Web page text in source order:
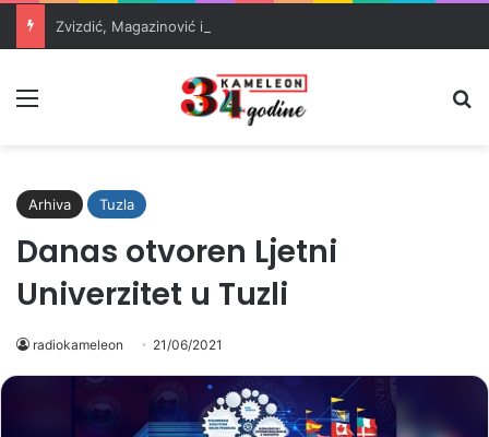
Arhiva Tuzla
Danas otvoren Ljetni
Univerzitet u Tuzli
radiokameleon 21/06/2021